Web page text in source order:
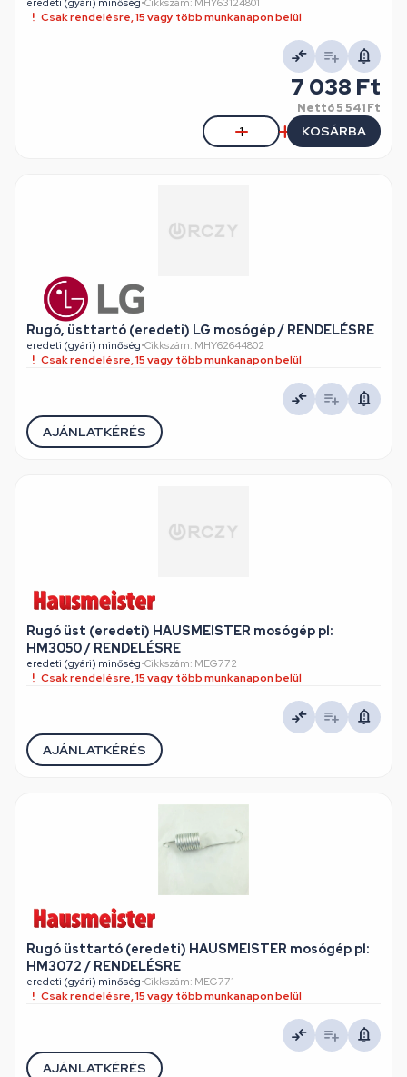
eredeti (gyári) minőség•Cikkszám: MHY63124801
Csak rendelésre, 15 vagy több munkanapon belül
7 038 Ft
Nettó5 541 Ft
KOSÁRBA
Rugó, üsttartó (eredeti) LG mosógép / RENDELÉSRE
eredeti (gyári) minőség•Cikkszám: MHY62644802
Csak rendelésre, 15 vagy több munkanapon belül
AJÁNLATKÉRÉS
Rugó üst (eredeti) HAUSMEISTER mosógép pl:
HM3050 / RENDELÉSRE
eredeti (gyári) minőség•Cikkszám: MEG772
Csak rendelésre, 15 vagy több munkanapon belül
AJÁNLATKÉRÉS
Rugó üsttartó (eredeti) HAUSMEISTER mosógép pl:
HM3072 / RENDELÉSRE
eredeti (gyári) minőség•Cikkszám: MEG771
Csak rendelésre, 15 vagy több munkanapon belül
AJÁNLATKÉRÉS